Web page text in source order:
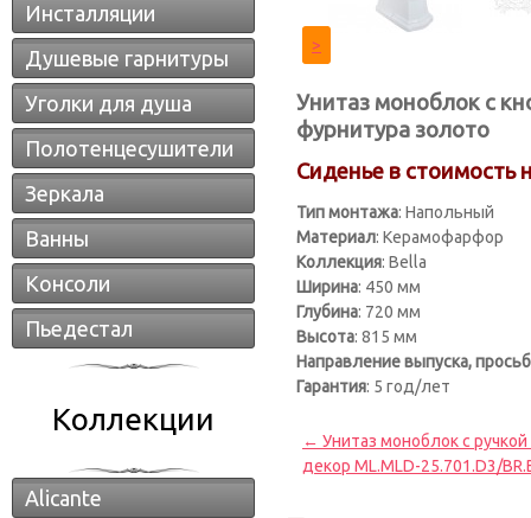
Инсталляции
Душевые гарнитуры
Уголки для душа
Полотенцесушители
Зеркала
Ванны
Консоли
Пьедестал
Коллекции
Alicante
>
Унитаз моноблок с
фурнитура золото
Сиденье в стоимость
Тип монтажа: Напольный
Материал: Керамофарфор
Коллекция: Bella
Ширина: 450 мм
Глубина: 720 мм
Высота: 815 мм
Направление выпуска,
Гарантия: 5 год/лет
← Унитаз моноблок с
декор ML.MLD-25.701.D3/